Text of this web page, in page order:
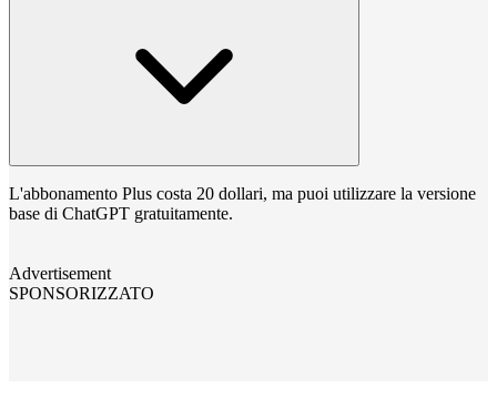
L'abbonamento Plus costa 20 dollari, ma puoi utilizzare la versione
base di ChatGPT gratuitamente.
Advertisement
SPONSORIZZATO